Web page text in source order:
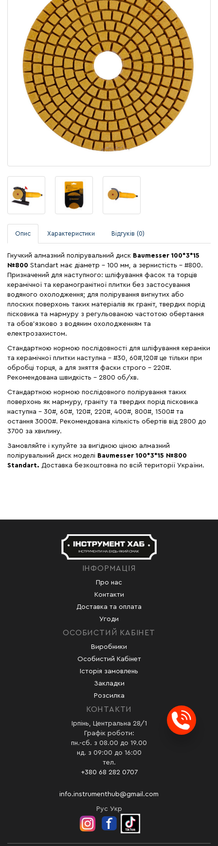
Опис Характеристики Відгуків (0)
Гнучкий алмазний полірувальний диск Baumesser 100*3*15
№800 Standart має діаметр – 100 мм, а зернистість - #800.
Призначений для наступного: шліфування фасок та торців
керамічної та керамогранітної плитки без застосування
водяного охолодження; для полірування вигнутих або
плоских поверхонь таких матеріалів як граніт, твердих порід
пісковика та мармуру з регульованою частотою обертання
та обов'язково з водяним охолодженням та
електрозахистом.
Стандартною нормою послідовності для шліфування кераміки
та керамічної плитки наступна - #30, 60#,120# це тільки при
обробці торця, а для зняття фаски строго - 220#.
Рекомендована швидкість – 2800 об/хв.
Стандартною нормою послідовного полірування таких
поверхонь як мармуру, граніту та твердих порід пісковика
наступна – 30#, 60#, 120#, 220#, 400#, 800#, 1500# та
остання 3000#. Рекомендована кількість обертів від 2800 до
3700 за хвилину.
Замовляйте і купуйте за вигідною ціною алмазний
полірувальний диск моделі Baumesser 100*3*15 №800
Standart. Доставка безкоштовна по всій території України.
ІНФОРМАЦІЯ
Про нас
Контакти
Доставка та оплата
Угоди
ОСОБИСТИЙ КАБІНЕТ
Виробники
Особистий Кабінет
Історія замовлень
Закладки
Розсилка
КОНТАКТИ
Ірпінь, Центральна 28/1
Графік роботи:
пн.-сб. з 08.00 до 19.00
нд. з 09:00 до 16:00
тел.
+380 68 282 0707
info.instrumenthub@gmail.com
Рус Укр